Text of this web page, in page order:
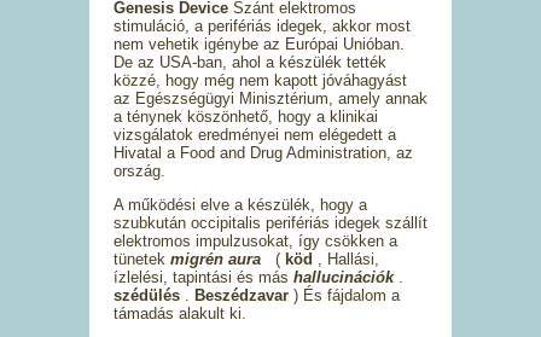
Genesis Device Szánt elektromos
stimuláció, a perifériás idegek, akkor most
nem vehetik igénybe az Európai Unióban.
De az USA-ban, ahol a készülék tették
közzé, hogy még nem kapott jóváhagyást
az Egészségügyi Minisztérium, amely annak
a ténynek köszönhető, hogy a klinikai
vizsgálatok eredményei nem elégedett a
Hivatal a Food and Drug Administration, az
ország.
A működési elve a készülék, hogy a
szubkután occipitalis perifériás idegek szállít
elektromos impulzusokat, így csökken a
tünetek migrén aura ( köd , Hallási,
ízlelési, tapintási és más hallucinációk .
szédülés . Beszédzavar ) És fájdalom a
támadás alakult ki.